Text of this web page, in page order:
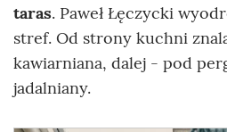
taras. Paweł Łęczycki
stref. Od strony kuchni
kawiarniana, dalej - pod
jadalniany.